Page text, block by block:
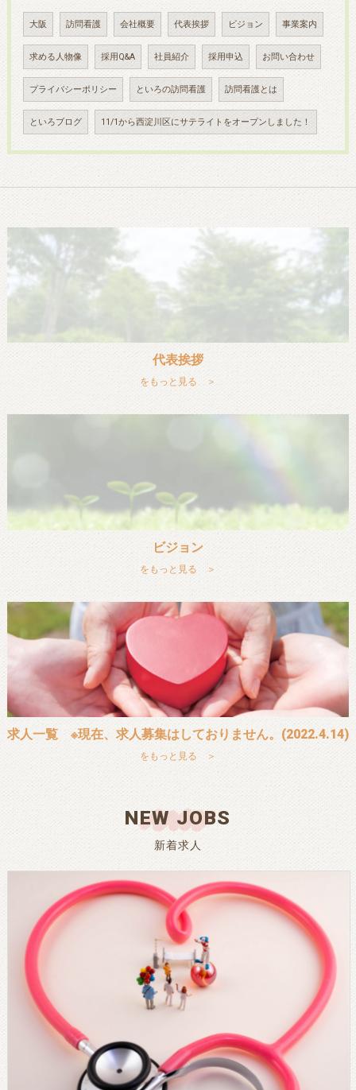
大阪 訪問看護 会社概要 代表挨拶 ビジョン 事業案内
求める人物像 採用Q&A 社員紹介 採用申込 お問い合わせ
プライバシーポリシー といろの訪問看護 訪問看護とは
といろブログ 11/1から西淀川区にサテライトをオープンしました！
代表挨拶
をもっと見る ＞
ビジョン
をもっと見る ＞
求人一覧 ※現在、求人募集はしておりません。(2022.4.14)
をもっと見る ＞
新着求人
NEW JOBS